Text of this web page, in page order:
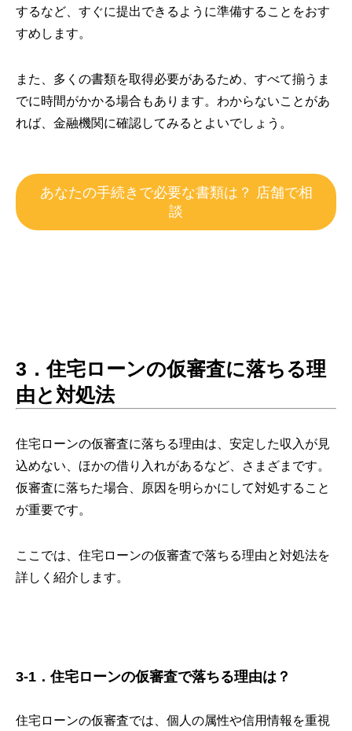
するなど、すぐに提出できるように準備することをおす
すめします。
また、多くの書類を取得必要があるため、すべて揃うま
でに時間がかかる場合もあります。わからないことがあ
れば、金融機関に確認してみるとよいでしょう。
あなたの手続きで必要な書類は？ 店舗で相
談
3．住宅ローンの仮審査に落ちる理
由と対処法
住宅ローンの仮審査に落ちる理由は、安定した収入が見
込めない、ほかの借り入れがあるなど、さまざまです。
仮審査に落ちた場合、原因を明らかにして対処すること
が重要です。
ここでは、住宅ローンの仮審査で落ちる理由と対処法を
詳しく紹介します。
3-1．住宅ローンの仮審査で落ちる理由は？
住宅ローンの仮審査では、個人の属性や信用情報を重視